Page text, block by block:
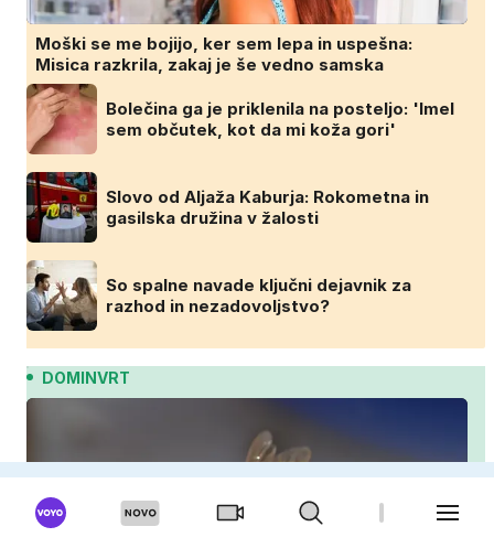
Moški se me bojijo, ker sem lepa in uspešna:
Misica razkrila, zakaj je še vedno samska
Bolečina ga je priklenila na posteljo: 'Imel
sem občutek, kot da mi koža gori'
Slovo od Aljaža Kaburja: Rokometna in
gasilska družina v žalosti
So spalne navade ključni dejavnik za
razhod in nezadovoljstvo?
DOMINVRT